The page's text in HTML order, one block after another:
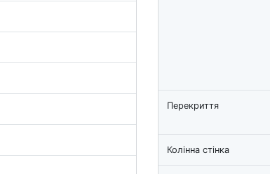
Перекриття
Колінна стінка